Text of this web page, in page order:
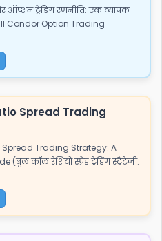
ऑप्शन ट्रेडिंग रणनीति: एक व्यापक
Condor Option Trading
Spread Trading
Trading Strategy: A
(बुल कॉल रेशियो स्प्रेड ट्रेडिंग स्ट्रैटेजी: